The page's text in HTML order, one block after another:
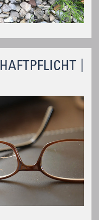
HAFTPFLICHT